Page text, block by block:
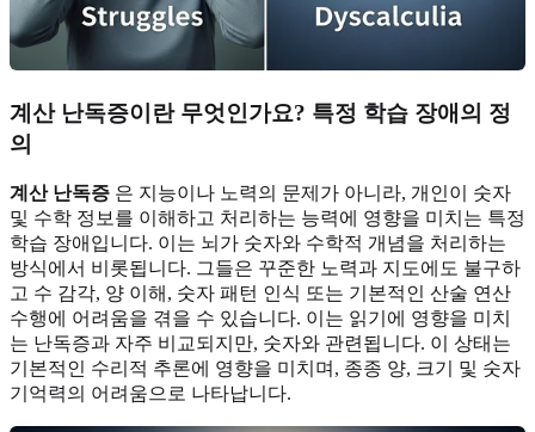
계산 난독증이란 무엇인가요? 특정 학습 장애의 정
의
계산 난독증 은 지능이나 노력의 문제가 아니라, 개인이 숫자
및 수학 정보를 이해하고 처리하는 능력에 영향을 미치는 특정
학습 장애입니다. 이는 뇌가 숫자와 수학적 개념을 처리하는
방식에서 비롯됩니다. 그들은 꾸준한 노력과 지도에도 불구하
고 수 감각, 양 이해, 숫자 패턴 인식 또는 기본적인 산술 연산
수행에 어려움을 겪을 수 있습니다. 이는 읽기에 영향을 미치
는 난독증과 자주 비교되지만, 숫자와 관련됩니다. 이 상태는
기본적인 수리적 추론에 영향을 미치며, 종종 양, 크기 및 숫자
기억력의 어려움으로 나타납니다.